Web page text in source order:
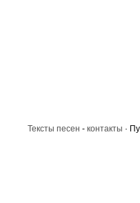
Тексты песен - контакты ·